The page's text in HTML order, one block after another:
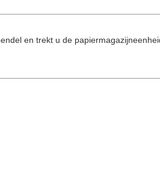
en trekt u de